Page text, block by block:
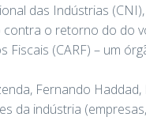
das Indústrias
o retorno do do
Fiscais (CARF) – um
Fernando
da indústria